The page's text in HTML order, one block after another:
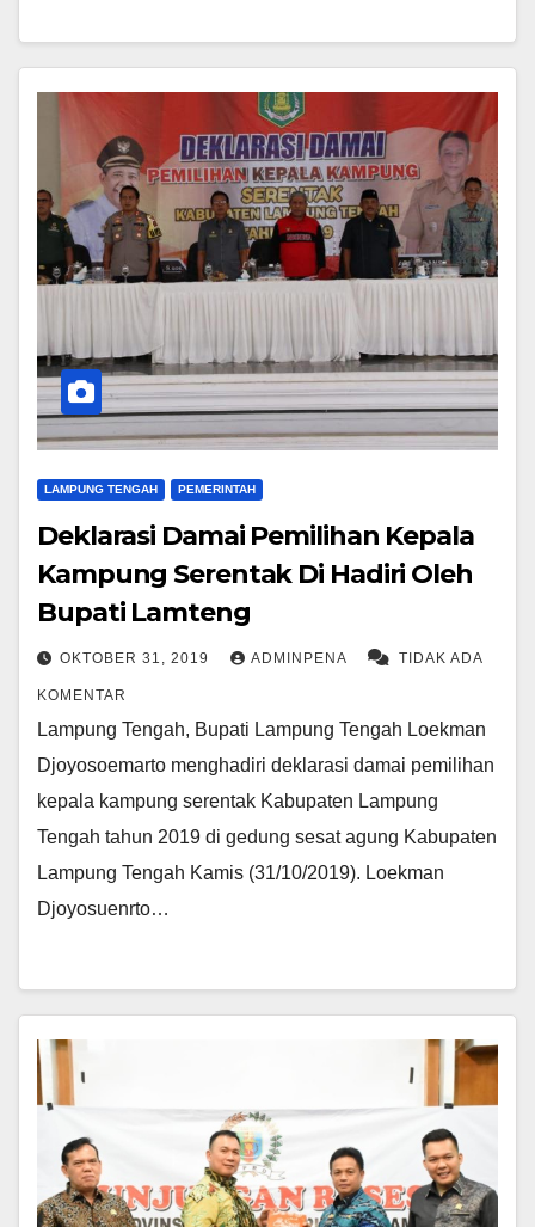
LAMPUNG TENGAH PEMERINTAH
Deklarasi Damai Pemilihan Kepala
Kampung Serentak Di Hadiri Oleh
Bupati Lamteng
OKTOBER 31, 2019 ADMINPENA TIDAK ADA
KOMENTAR
Lampung Tengah, Bupati Lampung Tengah Loekman
Djoyosoemarto menghadiri deklarasi damai pemilihan
kepala kampung serentak Kabupaten Lampung
Tengah tahun 2019 di gedung sesat agung Kabupaten
Lampung Tengah Kamis (31/10/2019). Loekman
Djoyosuenrto…